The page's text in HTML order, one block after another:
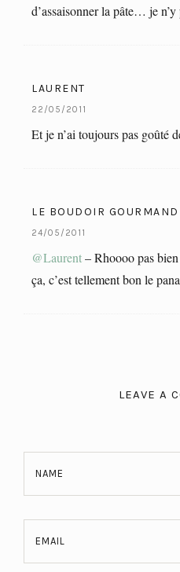
d’assaisonner la pâte… je
LAURENT
22/05/2011
Et je n’ai toujours pas
LE BOUDOIR GOURMAND
24/05/2011
@Laurent– Rhoooo pas
ça, c’est tellement bon le
LEAVE A
NAME
EMAIL